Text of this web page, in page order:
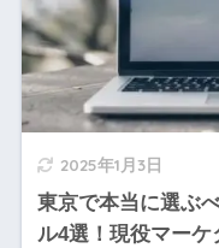
2025年1月3日
東京で本当に選ぶ
ル4選！現役マーケ